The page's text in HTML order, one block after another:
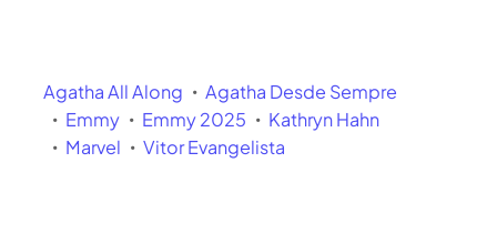
Agatha All Along Agatha Desde Sempre
Emmy Emmy 2025 Kathryn Hahn
Marvel Vitor Evangelista